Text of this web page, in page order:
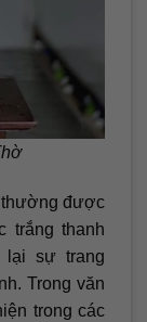
thường được
trắng thanh
lại sự trang
Trong văn
trong các